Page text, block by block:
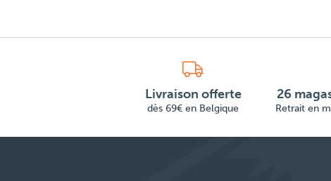
Livraison offerte
dès 69€ en Belgique
26
Retrait en